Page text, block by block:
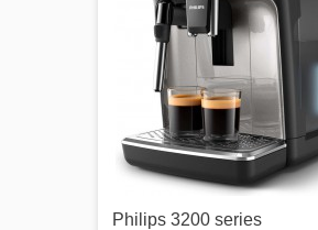
Philips 3200 series